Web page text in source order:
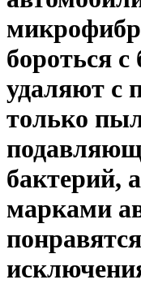
бороться
удаляют с
только
бактерий,
марками